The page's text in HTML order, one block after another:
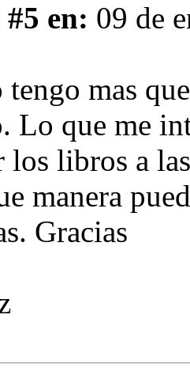
#5 en: 09 de
mas
Lo que me
los libros a
manera
Gracias